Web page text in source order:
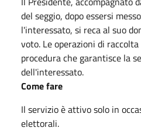
del seggio, dopo essersi
l'interessato, si reca al suo
voto. Le operazioni di
procedura che garantisce la
dell'interessato.
Come fare
Il servizio è attivo solo in
elettorali.